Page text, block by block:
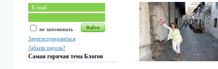
не запоминать
Зарегистрироваться
Забыли пароль?
Самая горячая тема Блогов